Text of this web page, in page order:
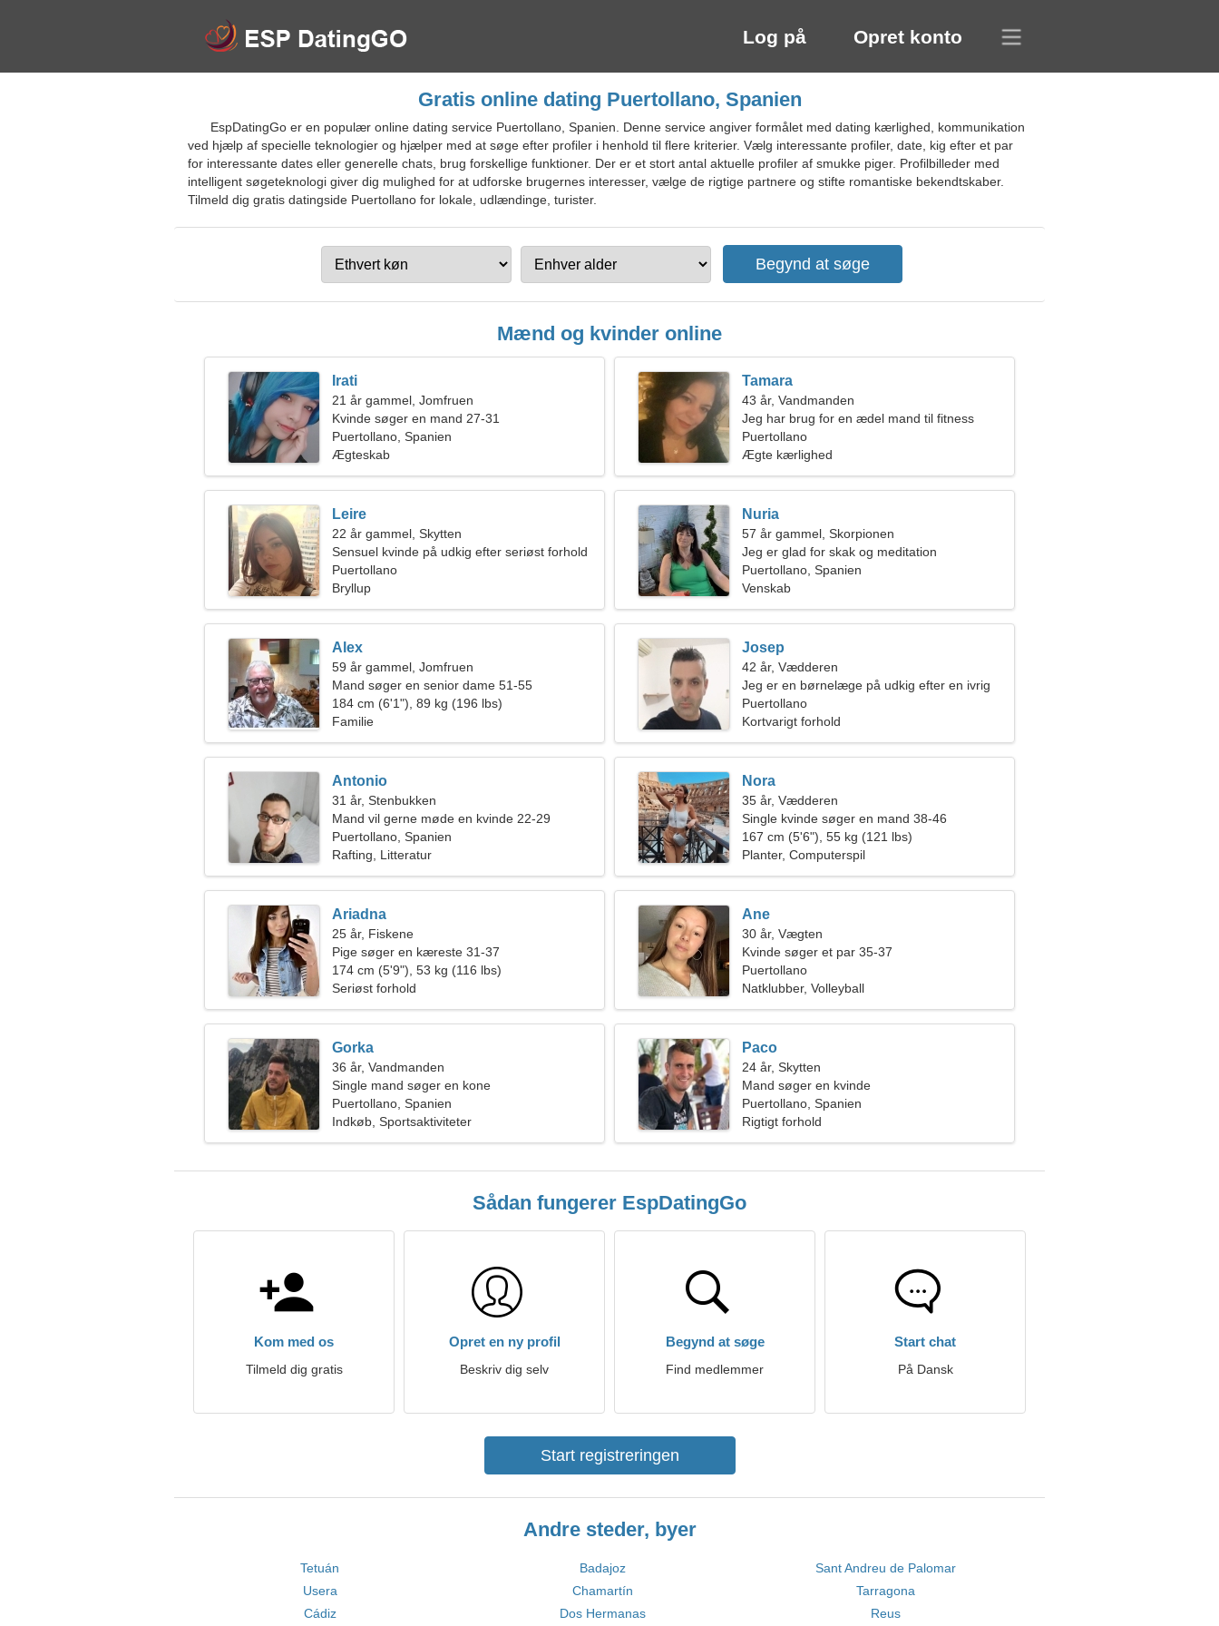
Log på Opret konto
Gratis online dating Puertollano, Spanien
EspDatingGo er en populær online dating service Puertollano, Spanien. Denne service angiver formålet med dating kærlighed, kommunikation
ved hjælp af specielle teknologier og hjælper med at søge efter profiler i henhold til flere kriterier. Vælg interessante profiler, date, kig efter et par
for interessante dates eller generelle chats, brug forskellige funktioner. Der er et stort antal aktuelle profiler af smukke piger. Profilbilleder med
intelligent søgeteknologi giver dig mulighed for at udforske brugernes interesser, vælge de rigtige partnere og stifte romantiske bekendtskaber.
Tilmeld dig gratis datingside Puertollano for lokale, udlændinge, turister.
Mænd og kvinder online
Irati
21 år gammel, Jomfruen
Kvinde søger en mand 27-31
Puertollano, Spanien
Ægteskab
Tamara
43 år, Vandmanden
Jeg har brug for en ædel mand til fitness
Puertollano
Ægte kærlighed
Leire
22 år gammel, Skytten
Sensuel kvinde på udkig efter seriøst forhold
Puertollano
Bryllup
Nuria
57 år gammel, Skorpionen
Jeg er glad for skak og meditation
Puertollano, Spanien
Venskab
Alex
59 år gammel, Jomfruen
Mand søger en senior dame 51-55
184 cm (6'1"), 89 kg (196 lbs)
Familie
Josep
42 år, Vædderen
Jeg er en børnelæge på udkig efter en ivrig
kvinde
Puertollano
Kortvarigt forhold
Antonio
31 år, Stenbukken
Mand vil gerne møde en kvinde 22-29
Puertollano, Spanien
Rafting, Litteratur
Nora
35 år, Vædderen
Single kvinde søger en mand 38-46
167 cm (5'6"), 55 kg (121 lbs)
Planter, Computerspil
Ariadna
25 år, Fiskene
Pige søger en kæreste 31-37
174 cm (5'9"), 53 kg (116 lbs)
Seriøst forhold
Ane
30 år, Vægten
Kvinde søger et par 35-37
Puertollano
Natklubber, Volleyball
Gorka
36 år, Vandmanden
Single mand søger en kone
Puertollano, Spanien
Indkøb, Sportsaktiviteter
Paco
24 år, Skytten
Mand søger en kvinde
Puertollano, Spanien
Rigtigt forhold
Sådan fungerer EspDatingGo
Kom med os
Tilmeld dig gratis
Opret en ny profil
Beskriv dig selv
Begynd at søge
Find medlemmer
Start chat
På Dansk
Start registreringen
Andre steder, byer
Tetuán Badajoz
Sant Andreu de Palomar
Usera
Chamartín
Tarragona
Cádiz
Dos Hermanas Reus